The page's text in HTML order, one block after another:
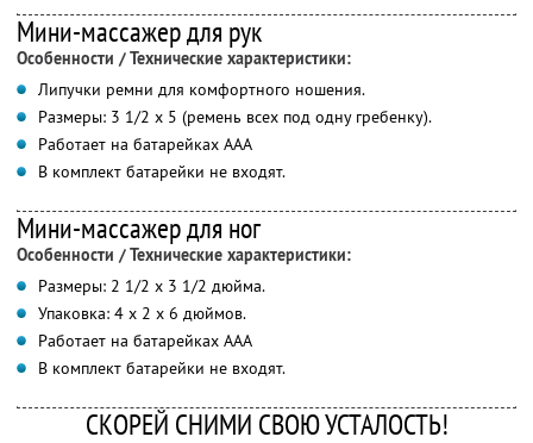
Мини-массажер для рук
Особенности / Технические характеристики:
Липучки ремни для комфортного ношения.
Размеры: 3 1/2 х 5 (ремень всех под одну гребенку).
Работает на батарейках ААА
В комплект батарейки не входят.
Мини-массажер для ног
Особенности / Технические характеристики:
Размеры: 2 1/2 х 3 1/2 дюйма.
Упаковка: 4 х 2 х 6 дюймов.
Работает на батарейках ААА
В комплект батарейки не входят.
СКОРЕЙ СНИМИ СВОЮ УСТАЛОСТЬ!